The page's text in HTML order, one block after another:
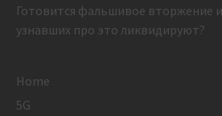
Готовится фальшивое вторжение
узнавших про это ликвидируют?
Home
5G